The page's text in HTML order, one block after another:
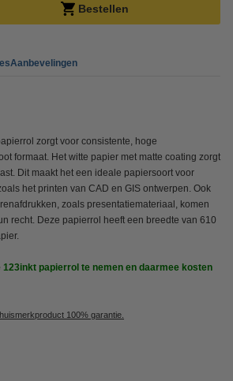
Bestellen
Aanbevelingen
zorgt voor consistente, hoge
formaat. Het witte papier met matte coating zorgt
Dit maakt het een ideale papiersoort voor
het printen van CAD en GIS ontwerpen. Ook
zoals presentatiemateriaal, komen
recht. Deze papierrol heeft een breedte van 610
123inkt papierrol te nemen en daarmee kosten
100% garantie.